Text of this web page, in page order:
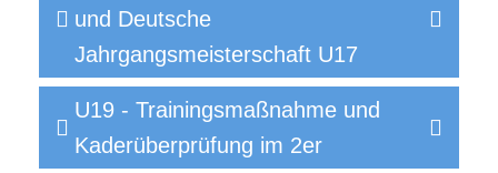
und Deutsche
Jahrgangsmeisterschaft U17
U19 - Trainingsmaßnahme und
Kaderüberprüfung im 2er